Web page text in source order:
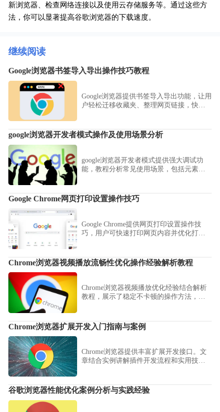
新浏览器、检查网络连接以及使用云存储服务等。通过这些方
法，你可以显著提高谷歌浏览器的下载速度。
继续阅读
Google浏览器书签导入导出操作技巧教程
Google浏览器提供书签导入导出功能，让用
户轻松迁移收藏夹、整理网页链接，快速
google浏览器开发者模式操作及使用场景分析
google浏览器开发者模式提供强大调试功
能，教程分析常见使用场景，包括元素检
Google Chrome网页打印设置操作技巧
Google Chrome提供网页打印设置操作技
巧，用户可快速打印网页内容并优化打印
Chrome浏览器视频播放流畅性优化操作经验解析教程
Chrome浏览器视频播放优化经验结合解析
教程，展示了稳定不卡顿的操作方法，帮
Chrome浏览器扩展开发入门指南与案例
Chrome浏览器提供丰富扩展开发接口。文
章结合实例讲解插件开发流程和实用技
谷歌浏览器性能优化案例分析与实践经验